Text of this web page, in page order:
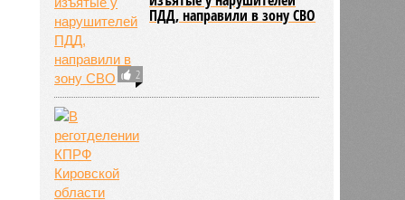
2
ПДД, направили в зону СВО